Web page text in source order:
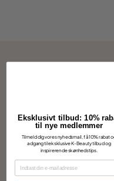
Andre
Eksklusivt tilbud: 10%
til nye medlemmer
Tilmeld dig vores nyhedsmail, få 10% rabat
adgang til eksklusive K-Beauty tilbud og
inspirerende skønhedstips.
EMAIL